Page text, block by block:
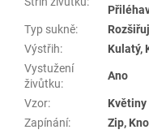
Typ sukně:
Výstřih:
Kulatý,
Vystužení
živůtku:
Ano
Vzor:
Květiny
Zapínání:
Zip,